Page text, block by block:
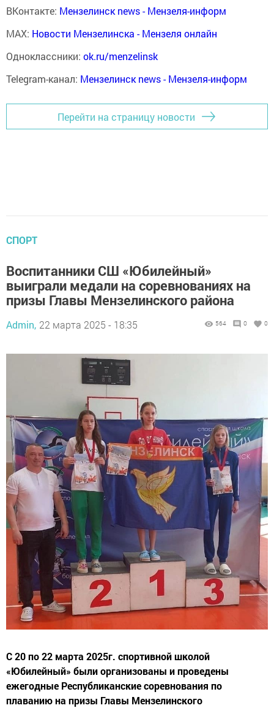
ВКонтакте: Мензелинск news - Мензеля-информ
MAX: Новости Мензелинска - Мензеля онлайн
Одноклассники: ok.ru/menzelinsk
Telegram-канал: Мензелинск news - Мензеля-информ
Перейти на страницу новости
СПОРТ
Воспитанники СШ «Юбилейный»
выиграли медали на соревнованиях на
призы Главы Мензелинского района
Admin, 22 марта 2025 - 18:35 564 0 0
С 20 по 22 марта 2025г. спортивной школой
«Юбилейный» были организованы и проведены
ежегодные Республиканские соревнования по
плаванию на призы Главы Мензелинского